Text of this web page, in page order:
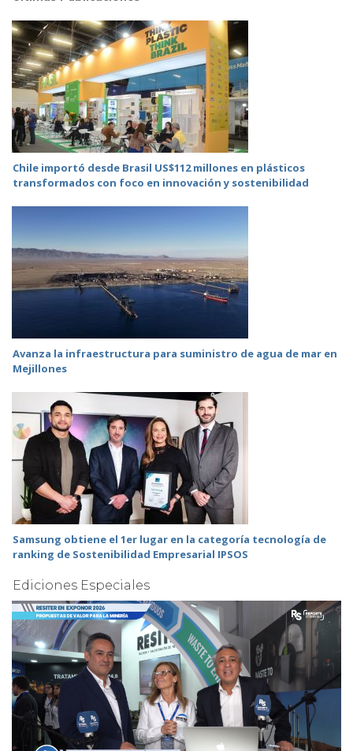
Chile importó desde Brasil US$112 millones en plásticos
transformados con foco en innovación y sostenibilidad
Avanza la infraestructura para suministro de agua de mar en
Mejillones
Samsung obtiene el 1er lugar en la categoría tecnología de
ranking de Sostenibilidad Empresarial IPSOS
Ediciones Especiales